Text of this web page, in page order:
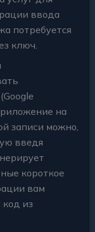
ввода
потребуется
ключ.
на
записи можно,
введя
короткое
вам
из